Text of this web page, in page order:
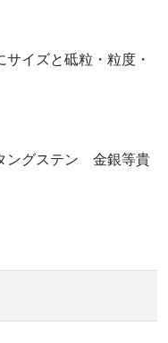
イズと砥粒・粒度・
グステン 金銀等貴